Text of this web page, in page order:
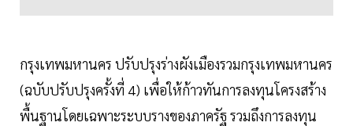
กรุงเทพมหานคร ปรับปรุงร่างผังเมืองรวมกรุงเทพมหานคร
(ฉบับปรับปรุงครั้งที่ 4) เพื่อให้ก้าวทันการลงทุนโครงสร้าง
พื้นฐานโดยเฉพาะระบบรางของภาครัฐ รวมถึงการลงทุน